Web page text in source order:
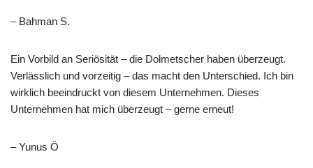
– Bahman S.
Ein Vorbild an Seriösität – die Dolmetscher haben überzeugt.
Verlässlich und vorzeitig – das macht den Unterschied. Ich bin
wirklich beeindruckt von diesem Unternehmen. Dieses
Unternehmen hat mich überzeugt – gerne erneut!
– Yunus Ö